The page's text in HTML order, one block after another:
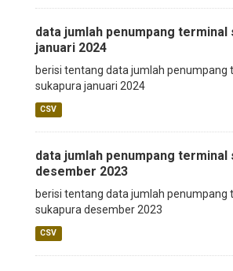
data jumlah penumpang terminal
januari 2024
berisi tentang data jumlah penumpang
sukapura januari 2024
CSV
data jumlah penumpang terminal
desember 2023
berisi tentang data jumlah penumpang
sukapura desember 2023
CSV